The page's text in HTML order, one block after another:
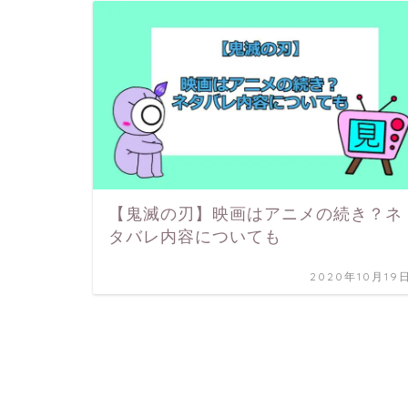
【鬼滅の刃】映画はアニメの続き？ネ
タバレ内容についても
2020年10月19